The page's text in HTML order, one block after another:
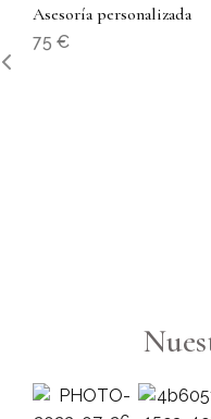
Asesoría personalizada
75 €